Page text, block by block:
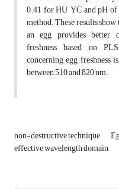
0.41 for HU, YC and pH of
method. These results
an egg provides better
freshness based on
concerning egg freshness
between 510 and 820 nm.
non-destructive technique
effective wavelength domain